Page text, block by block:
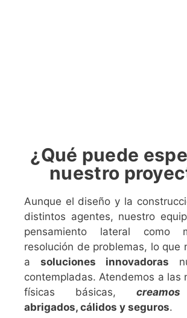
¿Qué puede
nuestro
Aunque el diseño y la
distintos agentes, nuestro
pensamiento lateral como
resolución de problemas, lo que
a soluciones innovadoras
contempladas. Atendemos a las
físicas básicas, creamos
abrigados, cálidos y seguros.